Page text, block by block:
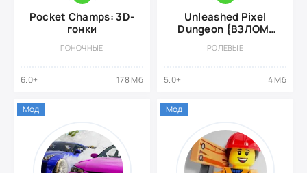
Pocket Champs: 3D-
гонки
ГОНОЧНЫЕ
6.0+ 178 Мб
Unleashed Pixel
Dungeon {ВЗЛОМ:
РОЛЕВЫЕ
5.0+ 4 Мб
Мод Мод